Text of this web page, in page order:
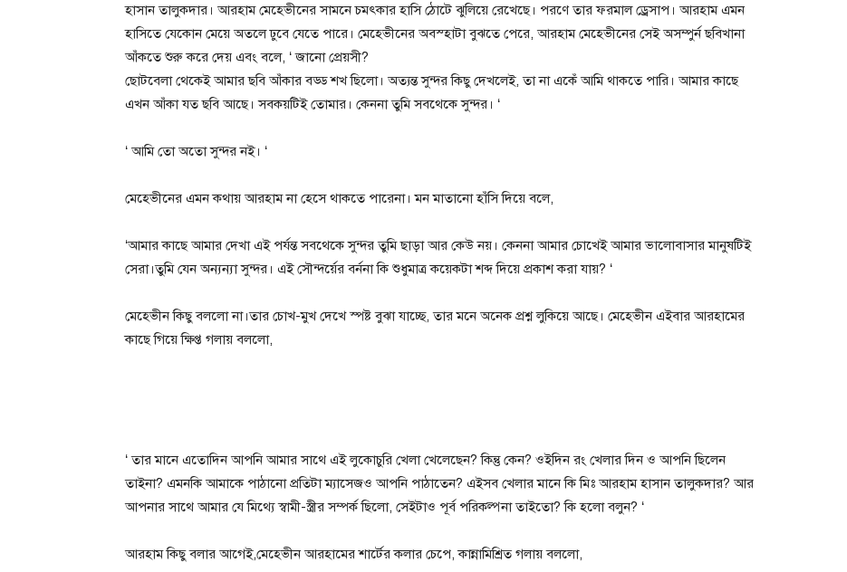
হাসান তালুকদার। আরহাম মেহেভীনের সামনে চমৎকার হাসি ঠোটে ঝুলিয়ে রেখেছে। পরণে তার ফরমাল ড্রেসাপ। আরহাম এমন
হাসিতে যেকোন মেয়ে অতলে ঢুবে যেতে পারে। মেহেভীনের অবস্হাটা বুঝতে পেরে, আরহাম মেহেভীনের সেই অসম্পুর্ন ছবিখানা
আঁকতে শুরু করে দেয় এবং বলে, ‘ জানো প্রেয়সী?
ছোটবেলা থেকেই আমার ছবি আঁকার বড্ড শখ ছিলো। অত্যন্ত সুন্দর কিছু দেখলেই, তা না একেঁ আমি থাকতে পারি। আমার কাছে
এখন আঁকা যত ছবি আছে। সবকয়টিই তোমার। কেননা তুমি সবথেকে সুন্দর। ‘
‘ আমি তো অতো সুন্দর নই। ‘
মেহেভীনের এমন কথায় আরহাম না হেসে থাকতে পারেনা। মন মাতানো হাঁসি দিয়ে বলে,
‘আমার কাছে আমার দেখা এই পর্যন্ত সবথেকে সুন্দর তুমি ছাড়া আর কেউ নয়। কেননা আমার চোখেই আমার ভালোবাসার মানুষটিই
সেরা।তুমি যেন অন্যন্যা সুন্দর। এই সৌন্দর্য়ের বর্ননা কি শুধুমাত্র কয়েকটা শব্দ দিয়ে প্রকাশ করা যায়? ‘
মেহেভীন কিছু বললো না।তার চোখ-মুখ দেখে স্পষ্ট বুঝা যাচ্ছে, তার মনে অনেক প্রশ্ন লুকিয়ে আছে। মেহেভীন এইবার আরহামের
কাছে গিয়ে ক্ষিপ্ত গলায় বললো,
‘ তার মানে এতোদিন আপনি আমার সাথে এই লুকোচুরি খেলা খেলেছেন? কিন্তু কেন? ওইদিন রং খেলার দিন ও আপনি ছিলেন
তাইনা? এমনকি আমাকে পাঠানো প্রতিটা ম্যাসেজও আপনি পাঠাতেন? এইসব খেলার মানে কি মিঃ আরহাম হাসান তালুকদার? আর
আপনার সাথে আমার যে মিথ্যে স্বামী-স্ত্রীর সম্পর্ক ছিলো, সেইটাও পূর্ব পরিকল্পনা তাইতো? কি হলো বলুন? ‘
আরহাম কিছু বলার আগেই,মেহেভীন আরহামের শার্টের কলার চেপে, কান্নামিশ্রিত গলায় বললো,